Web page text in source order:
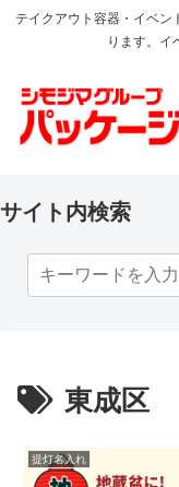
テイクアウト容器・イベン
ります。イ
サイト内検索
東成区
提灯名入れ